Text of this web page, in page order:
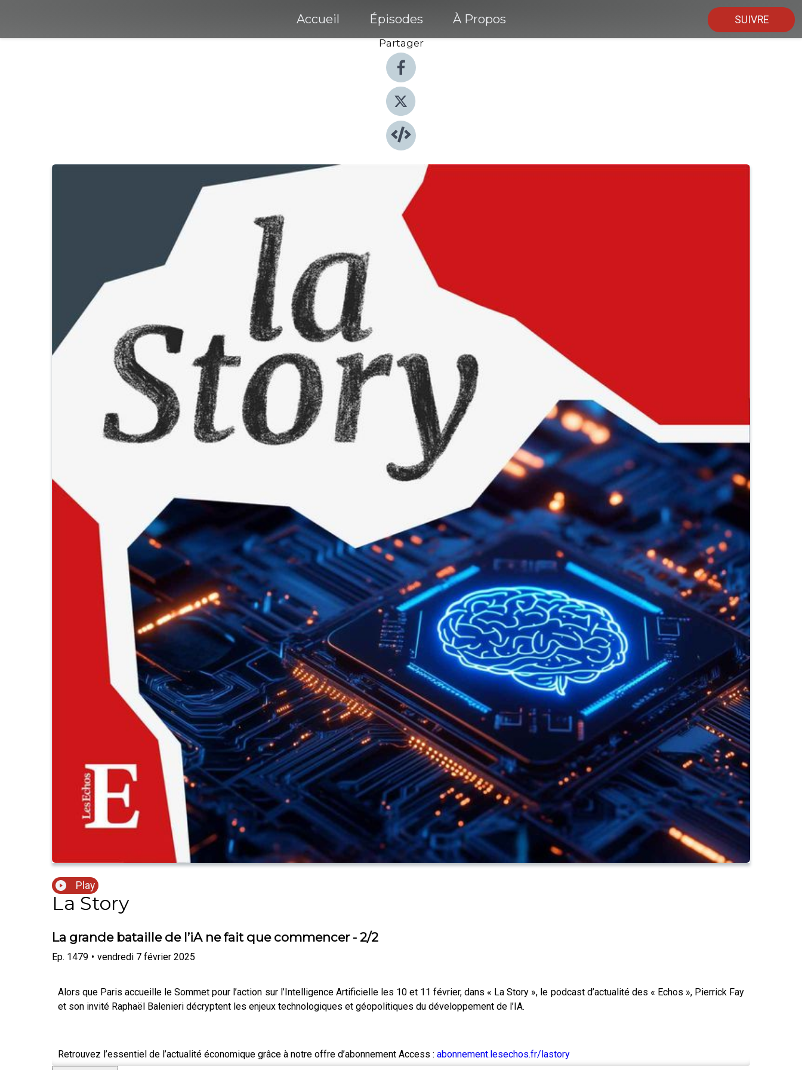
Accueil Épisodes À Propos
SUIVRE
Partager
Play
La Story
La grande bataille de l’iA ne fait que commencer - 2/2
Ep. 1479 • vendredi 7 février 2025
Alors que Paris accueille le Sommet pour l’action sur l’Intelligence Artificielle les 10 et 11 février, dans « La Story », le podcast d’actualité des « Echos », Pierrick Fay
et son invité Raphaël Balenieri décryptent les enjeux technologiques et géopolitiques du développement de l’IA.
Retrouvez l’essentiel de l’actualité économique grâce à notre offre d’abonnement Access : abonnement.lesechos.fr/lastory